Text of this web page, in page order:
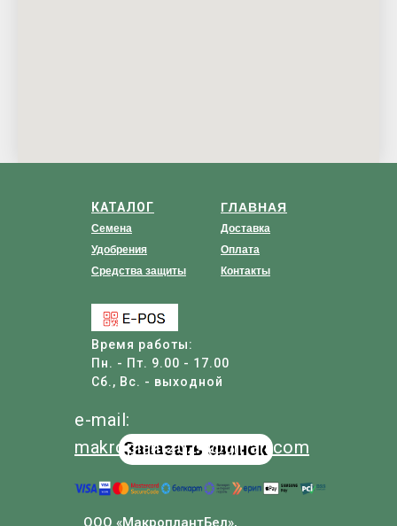
ГЛАВНАЯ
Доставка
Оплата
Контакты
Время работы:
Пн. - Пт. 9.00 - 17.00
Сб., Вс. - выходной
КАТАЛОГ
Семена
Удобрения
Средства защиты
ООО «МакроплантБел»,
Заказать звонок
e-mail:
makroplant2024 @gmail .com